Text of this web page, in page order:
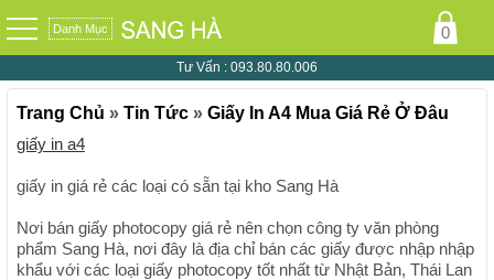
Danh Mục 0
Tư Vấn : 093.80.80.006
Trang Chủ » Tin Tức » Giấy In A4 Mua Giá Rẻ Ở Đâu
giấy in a4
giấy in giá rẻ các loại có sẵn tại kho Sang Hà
Nơi bán giấy photocopy giá rẻ nên chọn công ty văn phòng
phẩm Sang Hà, nơi đây là địa chỉ bán các giấy được nhập nhập
khẩu với các loại giấy photocopy tốt nhất từ Nhật Bản, Thái Lan